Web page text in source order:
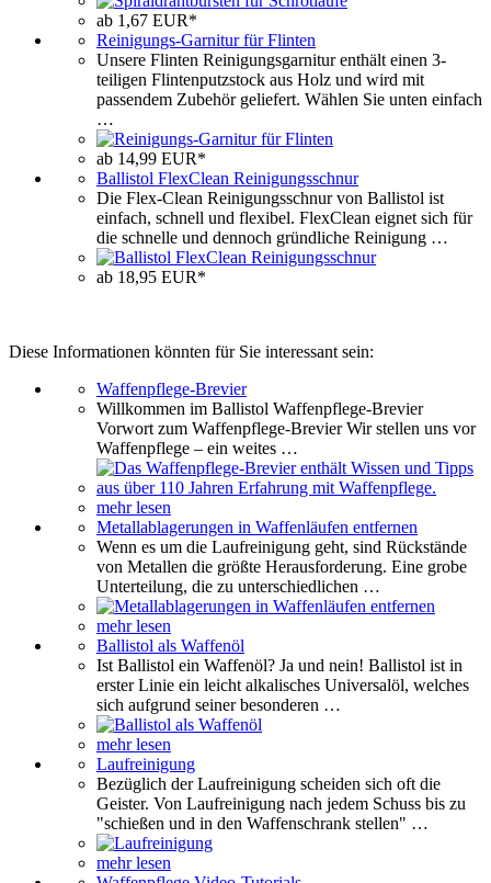
ab 1,67 EUR*
Reinigungs-Garnitur für Flinten
Unsere Flinten Reinigungsgarnitur enthält einen 3-
teiligen Flintenputzstock aus Holz und wird mit
passendem Zubehör geliefert. Wählen Sie unten einfach
…
ab 14,99 EUR*
Ballistol FlexClean Reinigungsschnur
Die Flex-Clean Reinigungsschnur von Ballistol ist
einfach, schnell und flexibel. FlexClean eignet sich für
die schnelle und dennoch gründliche Reinigung …
ab 18,95 EUR*
Diese Informationen könnten für Sie interessant sein:
Waffenpflege-Brevier
Willkommen im Ballistol Waffenpflege-Brevier
Vorwort zum Waffenpflege-Brevier Wir stellen uns vor
Waffenpflege – ein weites …
mehr lesen
Metallablagerungen in Waffenläufen entfernen
Wenn es um die Laufreinigung geht, sind Rückstände
von Metallen die größte Herausforderung. Eine grobe
Unterteilung, die zu unterschiedlichen …
mehr lesen
Ballistol als Waffenöl
Ist Ballistol ein Waffenöl? Ja und nein! Ballistol ist in
erster Linie ein leicht alkalisches Universalöl, welches
sich aufgrund seiner besonderen …
mehr lesen
Laufreinigung
Bezüglich der Laufreinigung scheiden sich oft die
Geister. Von Laufreinigung nach jedem Schuss bis zu
"schießen und in den Waffenschrank stellen" …
mehr lesen